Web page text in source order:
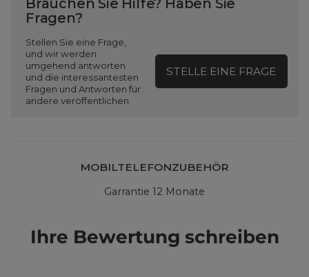
Brauchen Sie Hilfe? Haben Sie
Fragen?
Stellen Sie eine Frage,
und wir werden
umgehend antworten
und die interessantesten
Fragen und Antworten für
andere veröffentlichen.
STELLE EINE FRAGE
MOBILTELEFONZUBEHÖR
Garrantie 12 Monate
Ihre Bewertung schreiben